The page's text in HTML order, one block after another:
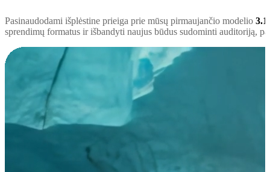
Pasinaudodami išplėstine prieiga prie mūsų pirmaujančio modelio
sprendimų formatus ir išbandyti naujus būdus sudominti auditoriją,